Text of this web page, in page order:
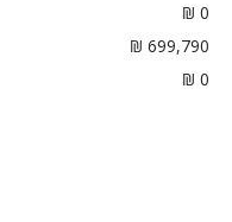
0
₪
699,790 ₪
0 ₪